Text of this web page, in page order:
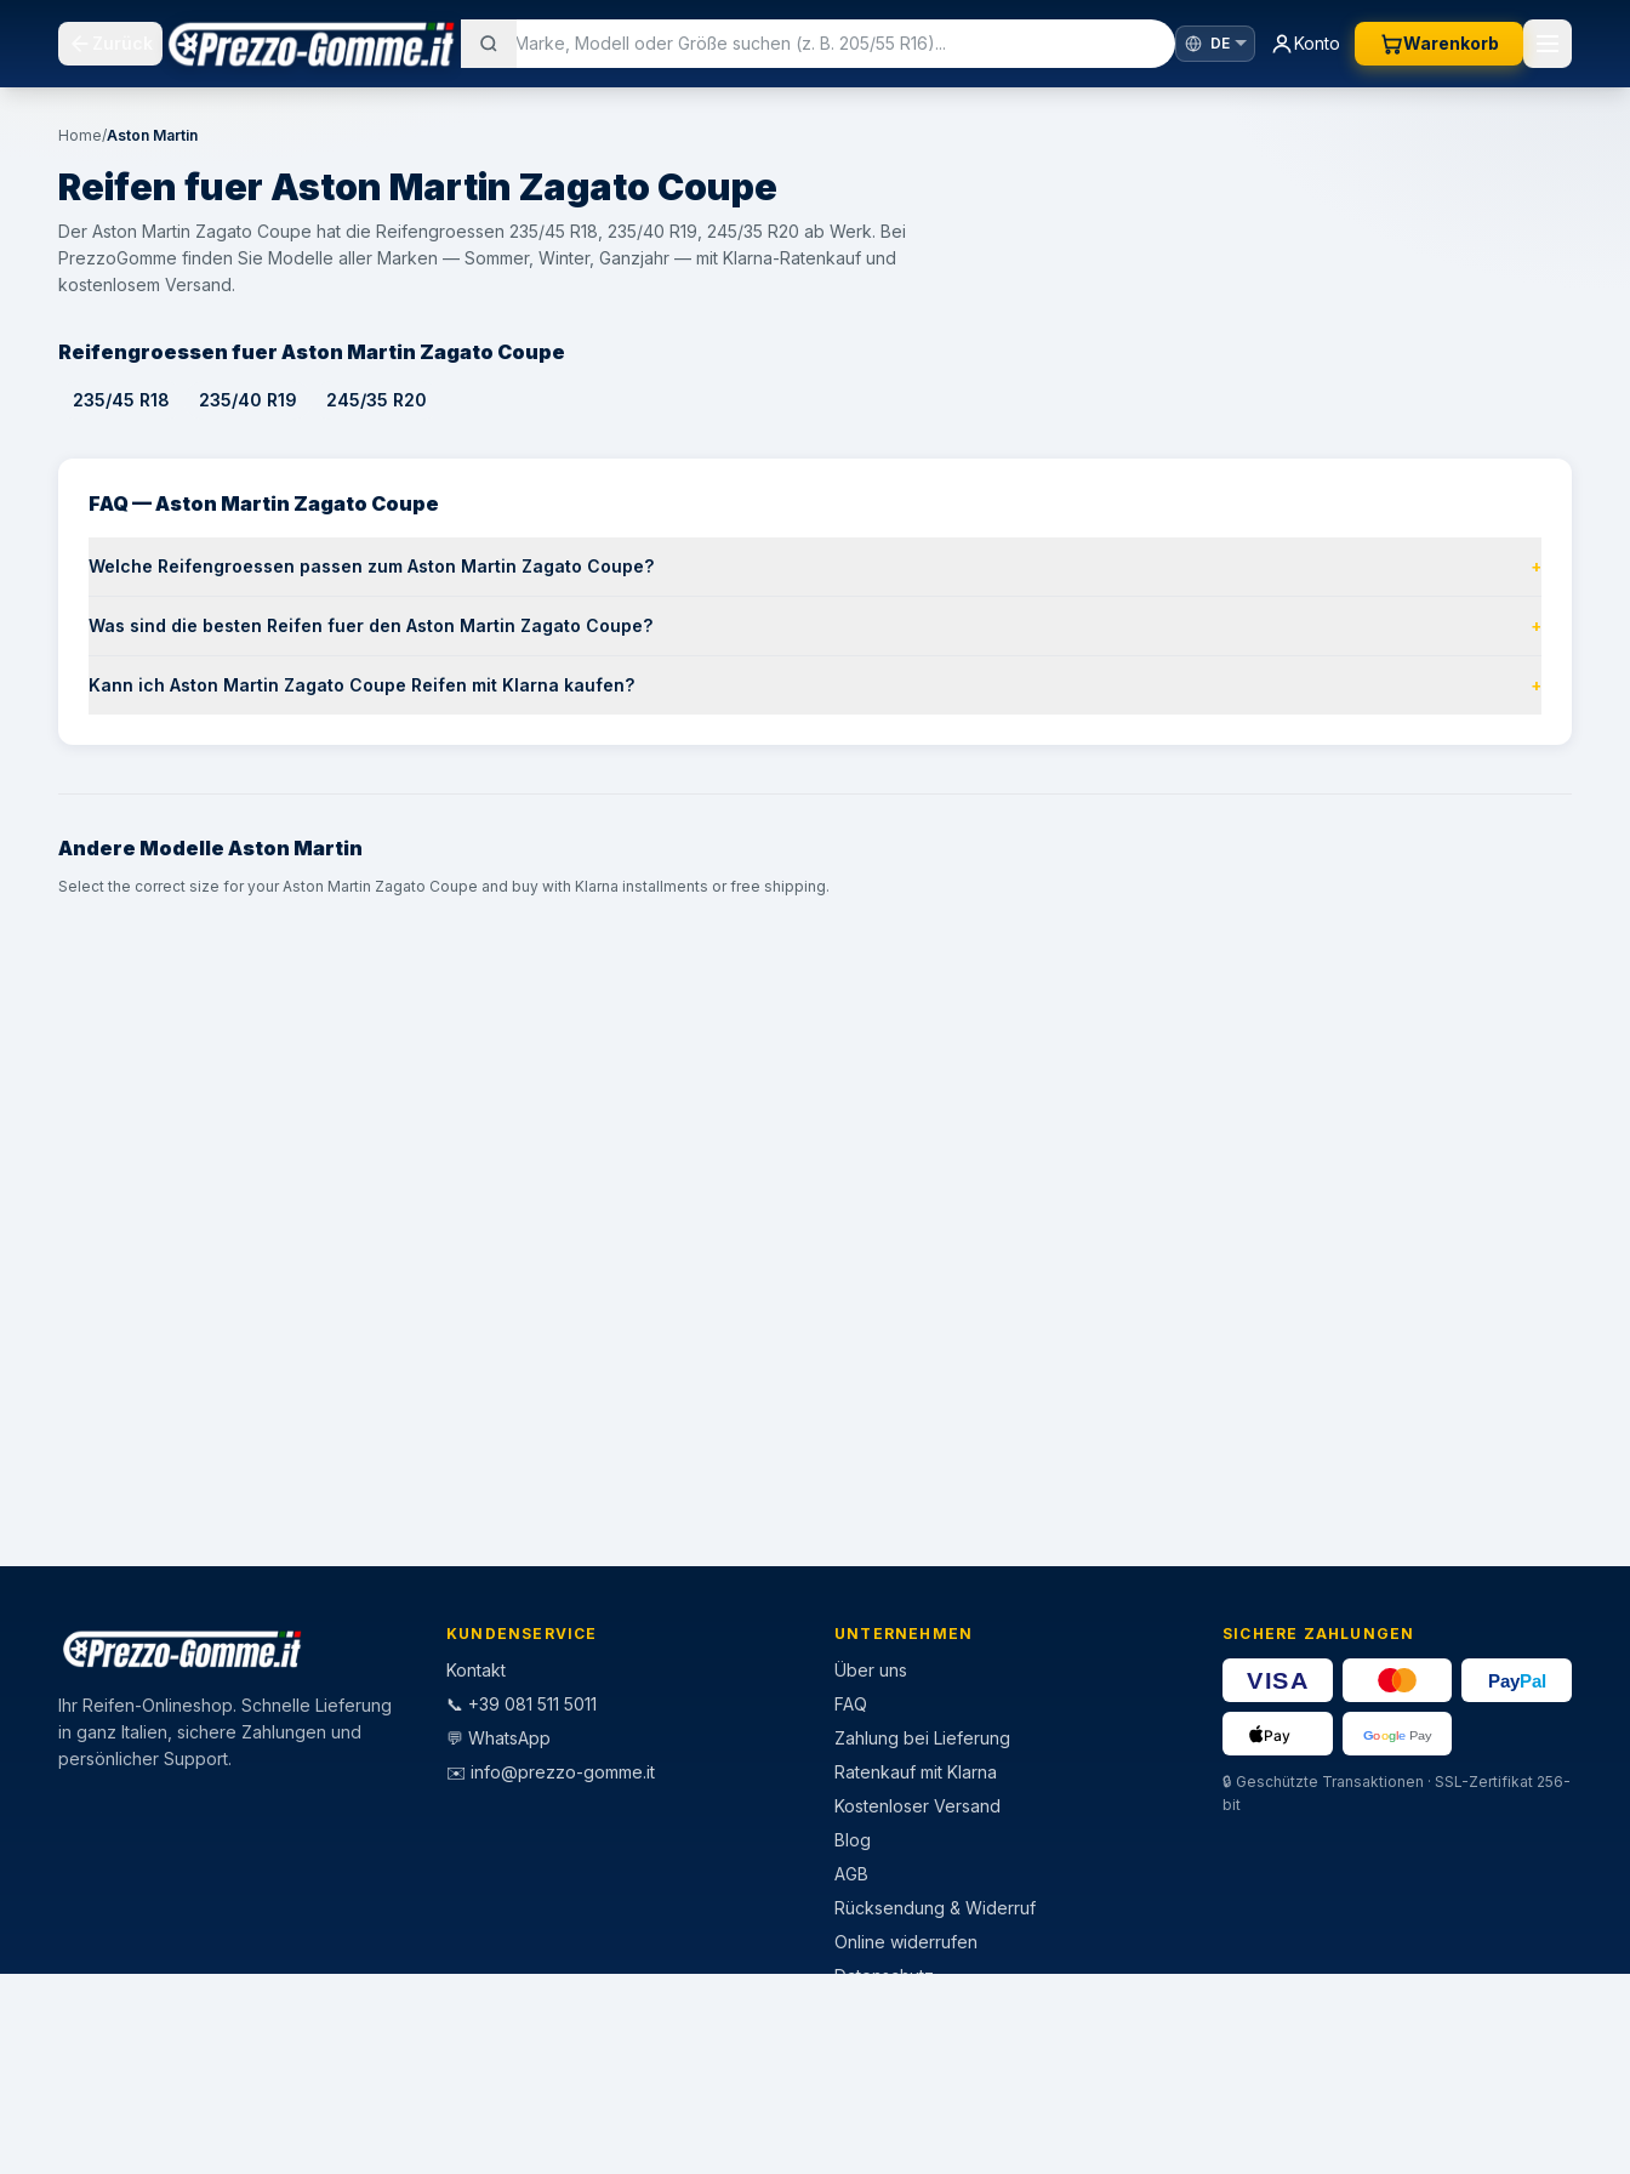
Konto Warenkorb
Home/Aston Martin
Reifen fuer Aston Martin Zagato Coupe
Der Aston Martin Zagato Coupe hat die Reifengroessen 235/45 R18, 235/40 R19, 245/35 R20 ab Werk. Bei
PrezzoGomme finden Sie Modelle aller Marken — Sommer, Winter, Ganzjahr — mit Klarna-Ratenkauf und
kostenlosem Versand.
Reifengroessen fuer Aston Martin Zagato Coupe
235/45 R18 235/40 R19 245/35 R20
FAQ — Aston Martin Zagato Coupe
Welche Reifengroessen passen zum Aston Martin Zagato Coupe? +
Was sind die besten Reifen fuer den Aston Martin Zagato Coupe? +
Kann ich Aston Martin Zagato Coupe Reifen mit Klarna kaufen? +
Andere Modelle Aston Martin
Select the correct size for your Aston Martin Zagato Coupe and buy with Klarna installments or free shipping.
Ihr Reifen-Onlineshop. Schnelle Lieferung
in ganz Italien, sichere Zahlungen und
persönlicher Support.
KUNDENSERVICE
Kontakt
📞 +39 081 511 5011
💬 WhatsApp
✉️ info@prezzo-gomme.it
UNTERNEHMEN
Über uns
FAQ
Zahlung bei Lieferung
Ratenkauf mit Klarna
Kostenloser Versand
Blog
AGB
Rücksendung & Widerruf
Online widerrufen
Datenschutz
SICHERE ZAHLUNGEN
🔒 Geschützte Transaktionen · SSL-Zertifikat 256-
bit